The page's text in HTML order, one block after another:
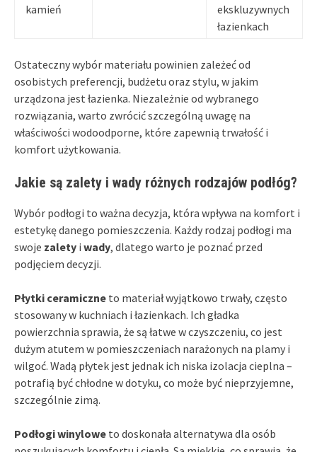
kamień
ekskluzywnych
łazienkach
Ostateczny wybór materiału powinien zależeć od
osobistych preferencji, budżetu oraz stylu, w jakim
urządzona jest łazienka. Niezależnie od wybranego
rozwiązania, warto zwrócić szczególną uwagę na
właściwości wodoodporne, które zapewnią trwałość i
komfort użytkowania.
Jakie są zalety i wady różnych rodzajów podłóg?
Wybór podłogi to ważna decyzja, która wpływa na komfort i
estetykę danego pomieszczenia. Każdy rodzaj podłogi ma
swoje zalety i wady, dlatego warto je poznać przed
podjęciem decyzji.
Płytki ceramiczne to materiał wyjątkowo trwały, często
stosowany w kuchniach i łazienkach. Ich gładka
powierzchnia sprawia, że są łatwe w czyszczeniu, co jest
dużym atutem w pomieszczeniach narażonych na plamy i
wilgoć. Wadą płytek jest jednak ich niska izolacja cieplna –
potrafią być chłodne w dotyku, co może być nieprzyjemne,
szczególnie zimą.
Podłogi winylowe to doskonała alternatywa dla osób